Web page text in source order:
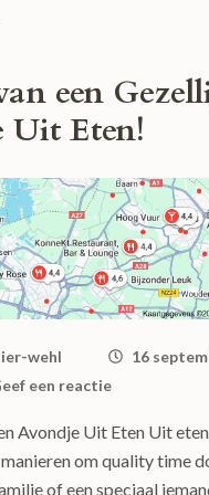
een
Uit Eten!
wehl
16
een reactie
Avondje Uit Eten Uit
om quality time
of een speciaal